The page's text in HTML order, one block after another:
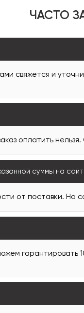
ЧАСТО
свяжется и
оплатить
суммы на
от поставки. На
гарантировать